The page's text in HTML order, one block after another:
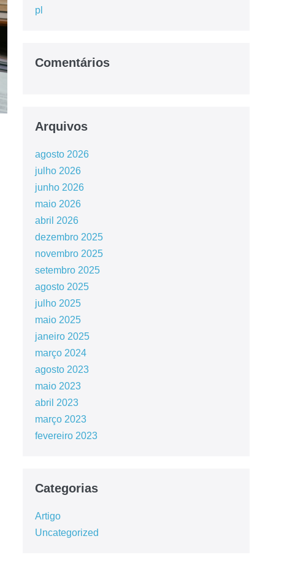
pl
Comentários
Arquivos
agosto 2026
julho 2026
junho 2026
maio 2026
abril 2026
dezembro 2025
novembro 2025
setembro 2025
agosto 2025
julho 2025
maio 2025
janeiro 2025
março 2024
agosto 2023
maio 2023
abril 2023
março 2023
fevereiro 2023
Categorias
Artigo
Uncategorized